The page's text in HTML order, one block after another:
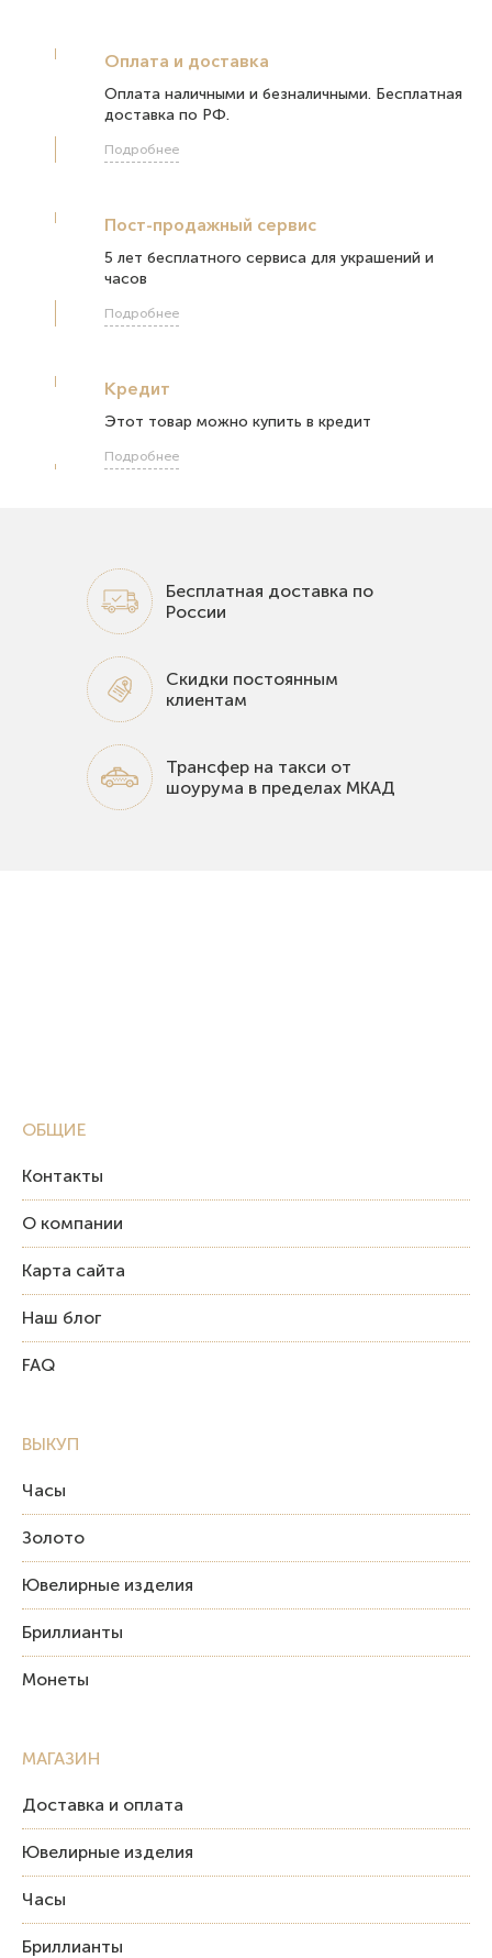
Оплата и доставка
Оплата наличными и безналичными. Бесплатная
доставка по РФ.
Подробнее
Пост-продажный сервис
5 лет бесплатного сервиса для украшений и
часов
Подробнее
Кредит
Этот товар можно купить в кредит
Подробнее
Бесплатная доставка по
России
Скидки постоянным
клиентам
Трансфер на такси от
шоурума в пределах МКАД
ОБЩИЕ
Контакты
О компании
Карта сайта
Наш блог
FAQ
ВЫКУП
Часы
Золото
Ювелирные изделия
Бриллианты
Монеты
МАГАЗИН
Доставка и оплата
Ювелирные изделия
Часы
Бриллианты